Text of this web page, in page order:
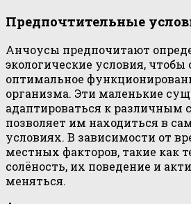
Предпочтительные
Анчоусы предпочитают
экологические условия, чтобы
оптимальное
организма. Эти маленькие
адаптироваться к различным
позволяет им находиться в
условиях. В зависимости от
местных факторов, такие как
солёность, их поведение и
меняться.